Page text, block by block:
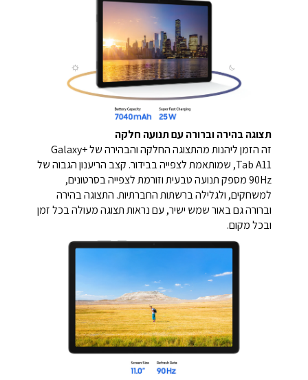
תצוגה בהירה וברורה עם תנועה חלקה
זה הזמן ליהנות מהתצוגה החלקה והבהירה של +Galaxy
Tab A11, שמותאמת לצפייה בבידור. קצב הריענון הגבוה של
90Hz מספק תנועה טבעית וזורמת לצפייה בסרטונים,
למשחקים, ולגלילה ברשתות החברתיות. התצוגה בהירה
וברורה גם באור שמש ישיר, עם נראות תצוגה מעולה בכל זמן
ובכל מקום.